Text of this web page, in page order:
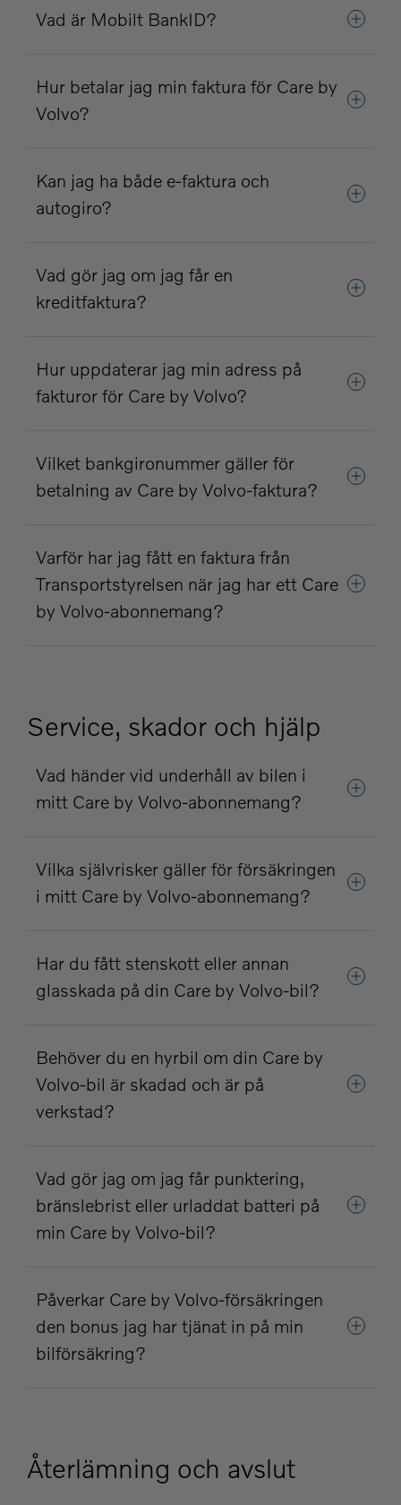
Vad är Mobilt BankID?
Hur betalar jag min faktura för Care by
Volvo?
Kan jag ha både e-faktura och
autogiro?
Vad gör jag om jag får en
kreditfaktura?
Hur uppdaterar jag min adress på
fakturor för Care by Volvo?
Vilket bankgironummer gäller för
betalning av Care by Volvo-faktura?
Varför har jag fått en faktura från
Transportstyrelsen när jag har ett Care
by Volvo-abonnemang?
Service, skador och hjälp
Vad händer vid underhåll av bilen i
mitt Care by Volvo-abonnemang?
Vilka självrisker gäller för försäkringen
i mitt Care by Volvo-abonnemang?
Har du fått stenskott eller annan
glasskada på din Care by Volvo-bil?
Behöver du en hyrbil om din Care by
Volvo-bil är skadad och är på
verkstad?
Vad gör jag om jag får punktering,
bränslebrist eller urladdat batteri på
min Care by Volvo-bil?
Påverkar Care by Volvo-försäkringen
den bonus jag har tjänat in på min
bilförsäkring?
Återlämning och avslut